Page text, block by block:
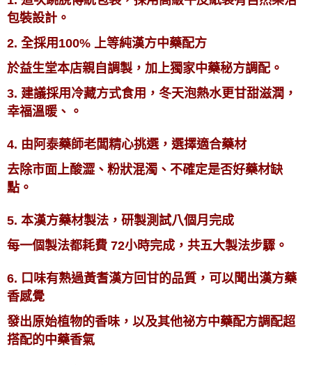
包裝設計。
2. 全採用100% 上等純漢方中藥配方
於益生堂本店親自調製， 加上獨家中藥秘方調配。
3. 建議採用冷藏方式食用，冬天泡熱水更甘甜滋潤，
幸福溫暖、。
4. 由阿泰藥師老闆精心挑選，選擇適合藥材
去除市面上酸澀、粉狀混濁、不確定是否好藥材缺
點。
5. 本漢方藥材製法，研製測試八個月完成
每一個製法都耗費 72小時完成，共五大製法步驟。
6. 口味有熟過黃耆漢方回甘的品質，可以聞出漢方藥
香感覺
發出原始植物的香味，以及其他祕方中藥配方調配超
搭配的中藥香氣